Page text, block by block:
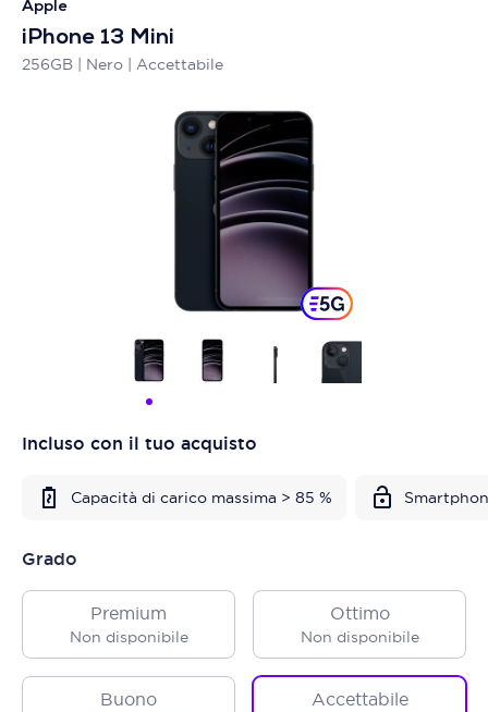
Apple
iPhone 13 Mini
256GB | Nero | Accettabile
Incluso con il tuo acquisto
Capacità di carico massima > 85 %
Grado
Premium
Non disponibile
Ottimo
Non disponibile
Buono Accettabile